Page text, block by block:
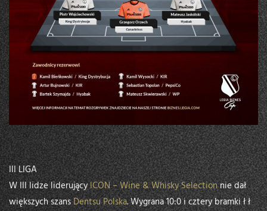
III LIGA
W III lidze liderującyICON – Wine & Whisky Selectionnie dał
większych szansDentsu Polska. Wygrana 10:0 i cztery bramki ł ł